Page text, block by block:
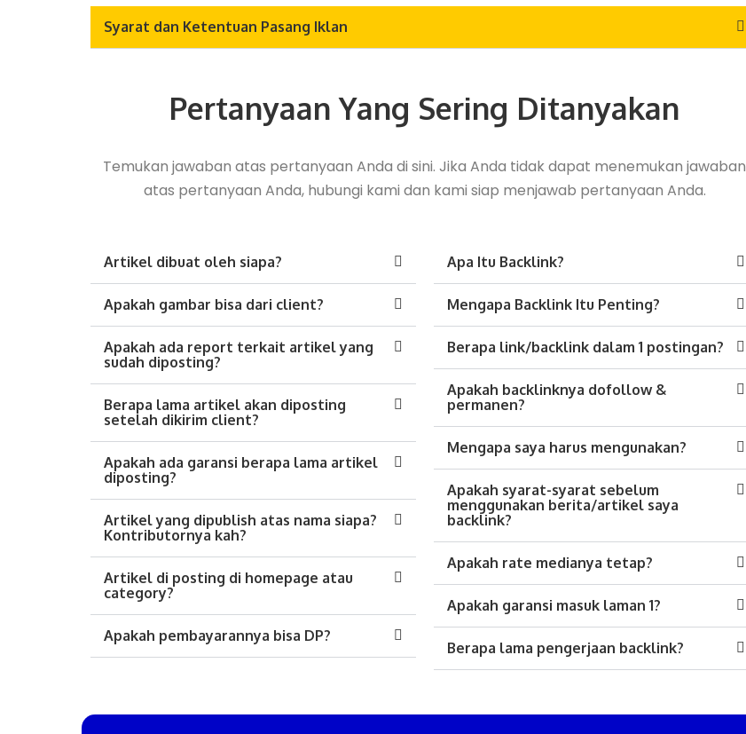
Syarat dan Ketentuan Pasang Iklan
Pertanyaan Yang Sering Ditanyakan
Temukan jawaban atas pertanyaan Anda di sini. Jika Anda tidak dapat menemukan jawaban
atas pertanyaan Anda, hubungi kami dan kami siap menjawab pertanyaan Anda.
Artikel dibuat oleh siapa?
Apakah gambar bisa dari client?
Apakah ada report terkait artikel yang
sudah diposting?
Berapa lama artikel akan diposting
setelah dikirim client?
Apakah ada garansi berapa lama artikel
diposting?
Artikel yang dipublish atas nama siapa?
Kontributornya kah?
Artikel di posting di homepage atau
category?
Apakah pembayarannya bisa DP?
Apa Itu Backlink?
Mengapa Backlink Itu Penting?
Berapa link/backlink dalam 1 postingan?
Apakah backlinknya dofollow &
permanen?
Mengapa saya harus mengunakan?
Apakah syarat-syarat sebelum
menggunakan berita/artikel saya
backlink?
Apakah rate medianya tetap?
Apakah garansi masuk laman 1?
Berapa lama pengerjaan backlink?